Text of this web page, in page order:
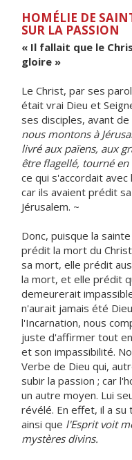
HOMÉLIE DE
SUR LA PASSION
« Il fallait que le
gloire »
Le Christ, par ses
était vrai Dieu et
ses disciples, avant
nous montons à
livré aux païens, aux
être flagellé, tourné
ce qui s'accordait
car ils avaient prédit
Jérusalem. ~
Donc, puisque la
prédit la mort du
sa mort, elle prédit
la mort, et elle prédit
demeurerait
n'aurait jamais été
l'Incarnation, nous
juste d'affirmer tout
et son impassibilité.
Verbe de Dieu qui,
subir la passion ; car
un autre moyen. Lui
révélé. En effet, il a
ainsi que l'Esprit voit
mystères divins.